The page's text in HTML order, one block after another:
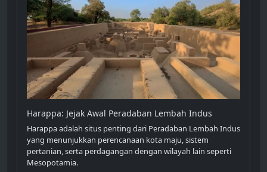
Harappa: Jejak Awal Peradaban Lembah Indus
Harappa adalah situs penting dari Peradaban Lembah Indus
yang menunjukkan perencanaan kota maju, sistem
pertanian, serta perdagangan dengan wilayah lain seperti
Mesopotamia.